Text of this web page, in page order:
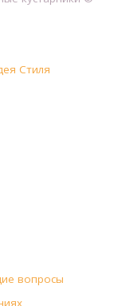
Стиля
вопросы